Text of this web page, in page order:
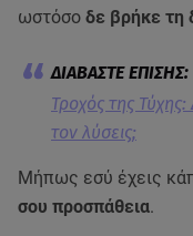
ωστόσο δε βρήκε τη
Τροχός της
τον λύσεις;
Μήπως εσύ έχεις
σου προσπάθεια.